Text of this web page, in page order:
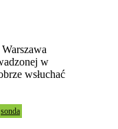
w
wsłuchać
sonda